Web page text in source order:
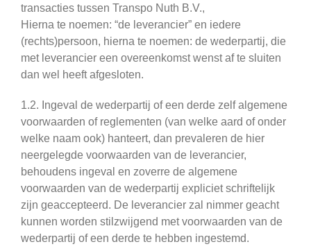
transacties tussen Transpo Nuth B.V.,
Hierna te noemen: “de leverancier” en iedere
(rechts)persoon, hierna te noemen: de wederpartij, die
met leverancier een overeenkomst wenst af te sluiten
dan wel heeft afgesloten.
1.2. Ingeval de wederpartij of een derde zelf algemene
voorwaarden of reglementen (van welke aard of onder
welke naam ook) hanteert, dan prevaleren de hier
neergelegde voorwaarden van de leverancier,
behoudens ingeval en zoverre de algemene
voorwaarden van de wederpartij expliciet schriftelijk
zijn geaccepteerd. De leverancier zal nimmer geacht
kunnen worden stilzwijgend met voorwaarden van de
wederpartij of een derde te hebben ingestemd.